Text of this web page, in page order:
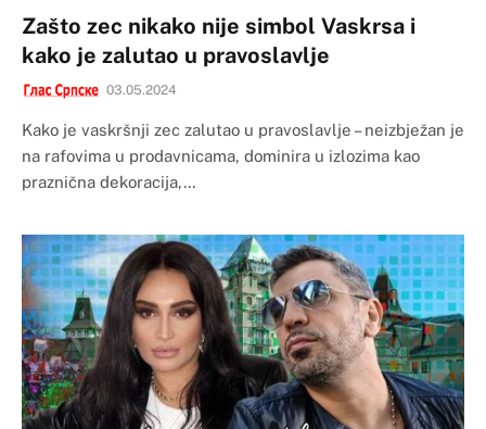
Zašto zec nikako nije simbol Vaskrsa i
kako je zalutao u pravoslavlje
03.05.2024
Kako je vaskršnji zec zalutao u pravoslavlje – neizbježan je
na rafovima u prodavnicama, dominira u izlozima kao
praznična dekoracija,…